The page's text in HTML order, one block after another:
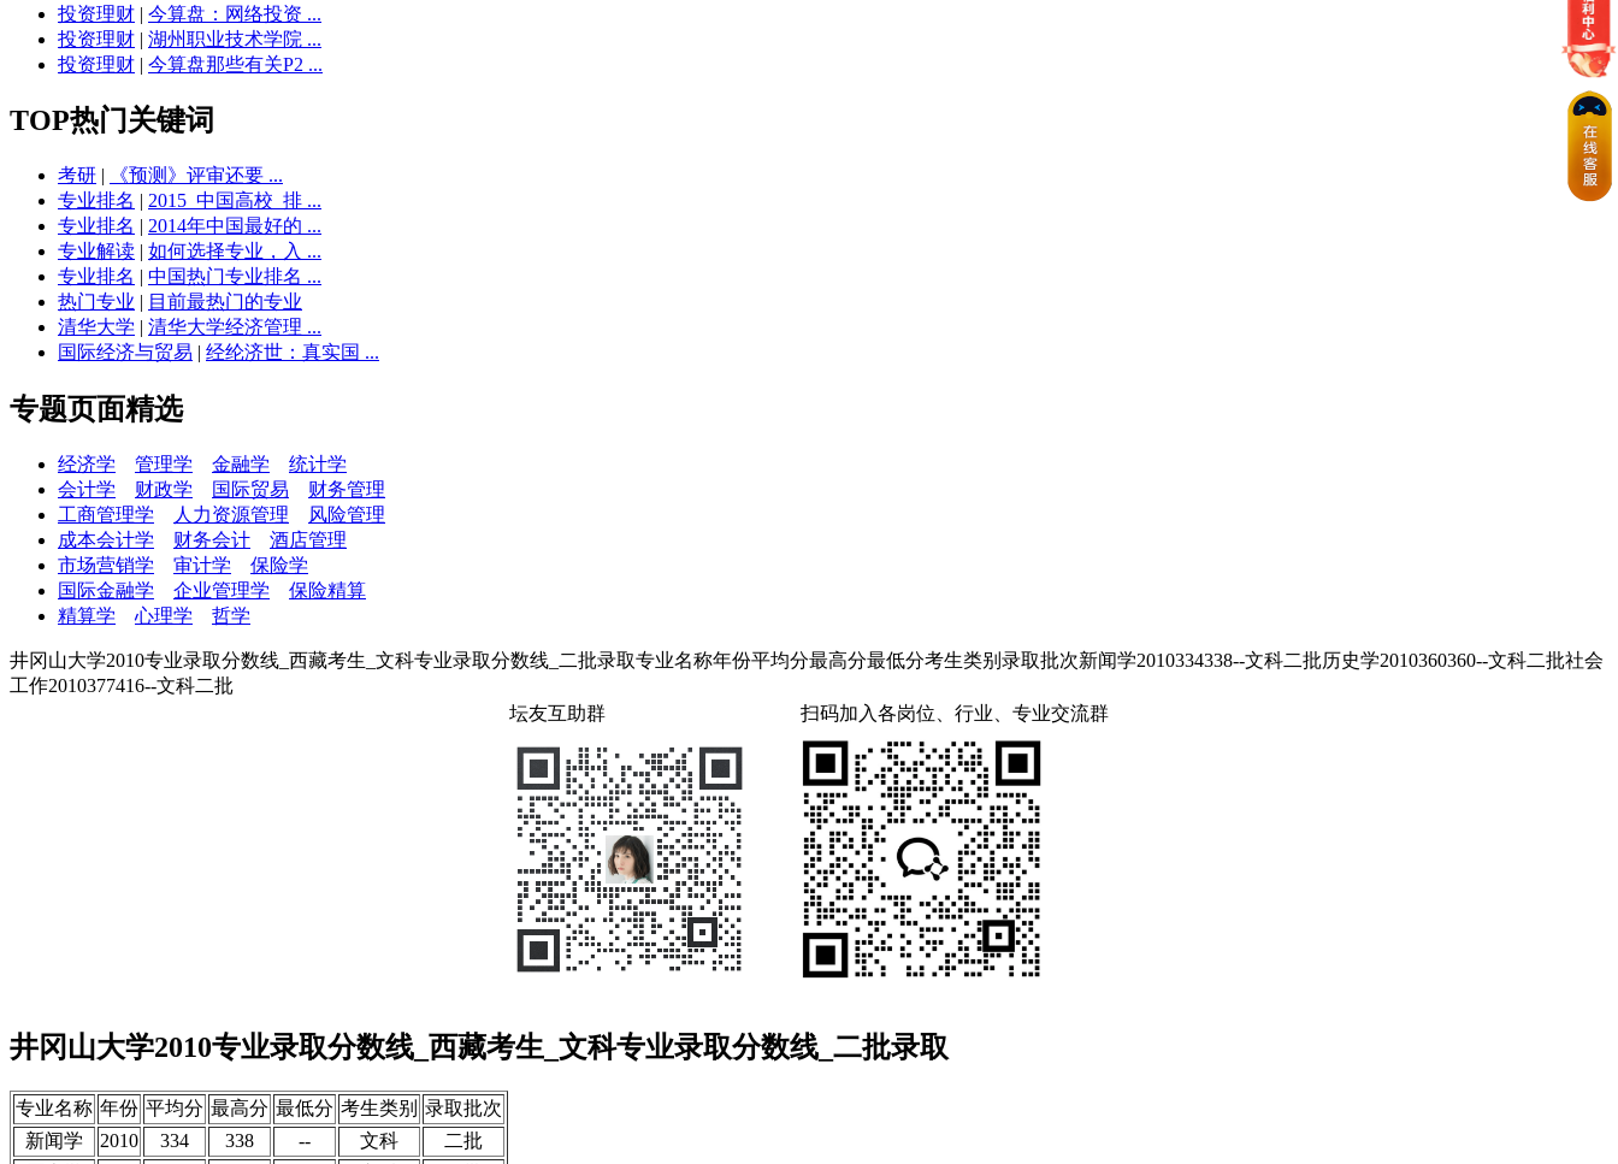
投资理财 | 今算盘：网络投资 ...
投资理财 | 湖州职业技术学院 ...
投资理财 | 今算盘那些有关P2 ...
TOP热门关键词
考研 |
《预测》评审还要 ...
专业排名 | 2015_中国高校_排 ...
专业排名 | 2014年中国最好的 ...
专业解读 | 如何选择专业，入 ...
专业排名 | 中国热门专业排名 ...
热门专业 | 目前最热门的专业
清华大学 | 清华大学经济管理 ...
国际经济与贸易 | 经纶济世：真实国 ...
专题页面精选
经济学 管理学 金融学
统计学
会计学
财政学 国际贸易
财务管理
工商管理学
人力资源管理
风险管理
成本会计学
财务会计
酒店管理
市场营销学
审计学
保险学
国际金融学
企业管理学
保险精算
精算学
心理学 哲学
井冈山大学2010专业录取分数线_西藏考生_文科专业录取分数线_二批录取专业名称年份平均分最高分最低分考生类别录取批次新闻学2010334338--文科二批历史学2010360360--文科二批社会
工作2010377416--文科二批
坛友互助群
扫码加入各岗位、行业、专业交流群
井冈山大学2010专业录取分数线_西藏考生_文科专业录取分数线_二批录取
专业名称 年份 平均分 最高分 最低分 考生类别 录取批次
新闻学
2010 334 338 -- 文科
二批